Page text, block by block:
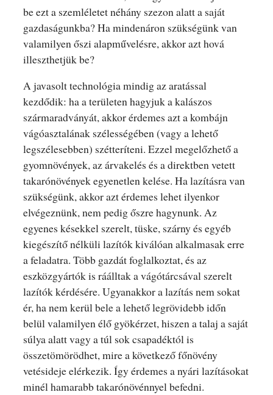
be ezt a szemléletet néhány szezon alatt a saját
gazdaságunkba? Ha mindenáron szükségünk van
valamilyen őszi alapművelésre, akkor azt hová
illeszthetjük be?
A javasolt technológia mindig az aratással
kezdődik: ha a területen hagyjuk a kalászos
szármaradványát, akkor érdemes azt a kombájn
vágóasztalának szélességében (vagy a lehető
legszélesebben) szétteríteni. Ezzel megelőzhető a
gyomnövények, az árvakelés és a direktben vetett
takarónövények egyenetlen kelése. Ha lazításra van
szükségünk, akkor azt érdemes lehet ilyenkor
elvégeznünk, nem pedig őszre hagynunk. Az
egyenes késekkel szerelt, tüske, szárny és egyéb
kiegészítő nélküli lazítók kiválóan alkalmasak erre
a feladatra. Több gazdát foglalkoztat, és az
eszközgyártók is ráálltak a vágótárcsával szerelt
lazítók kérdésére. Ugyanakkor a lazítás nem sokat
ér, ha nem kerül bele a lehető legrövidebb időn
belül valamilyen élő gyökérzet, hiszen a talaj a saját
súlya alatt vagy a túl sok csapadéktól is
összetömörödhet, mire a következő főnövény
vetésideje elérkezik. Így érdemes a nyári lazításokat
minél hamarabb takarónövénnyel befedni.